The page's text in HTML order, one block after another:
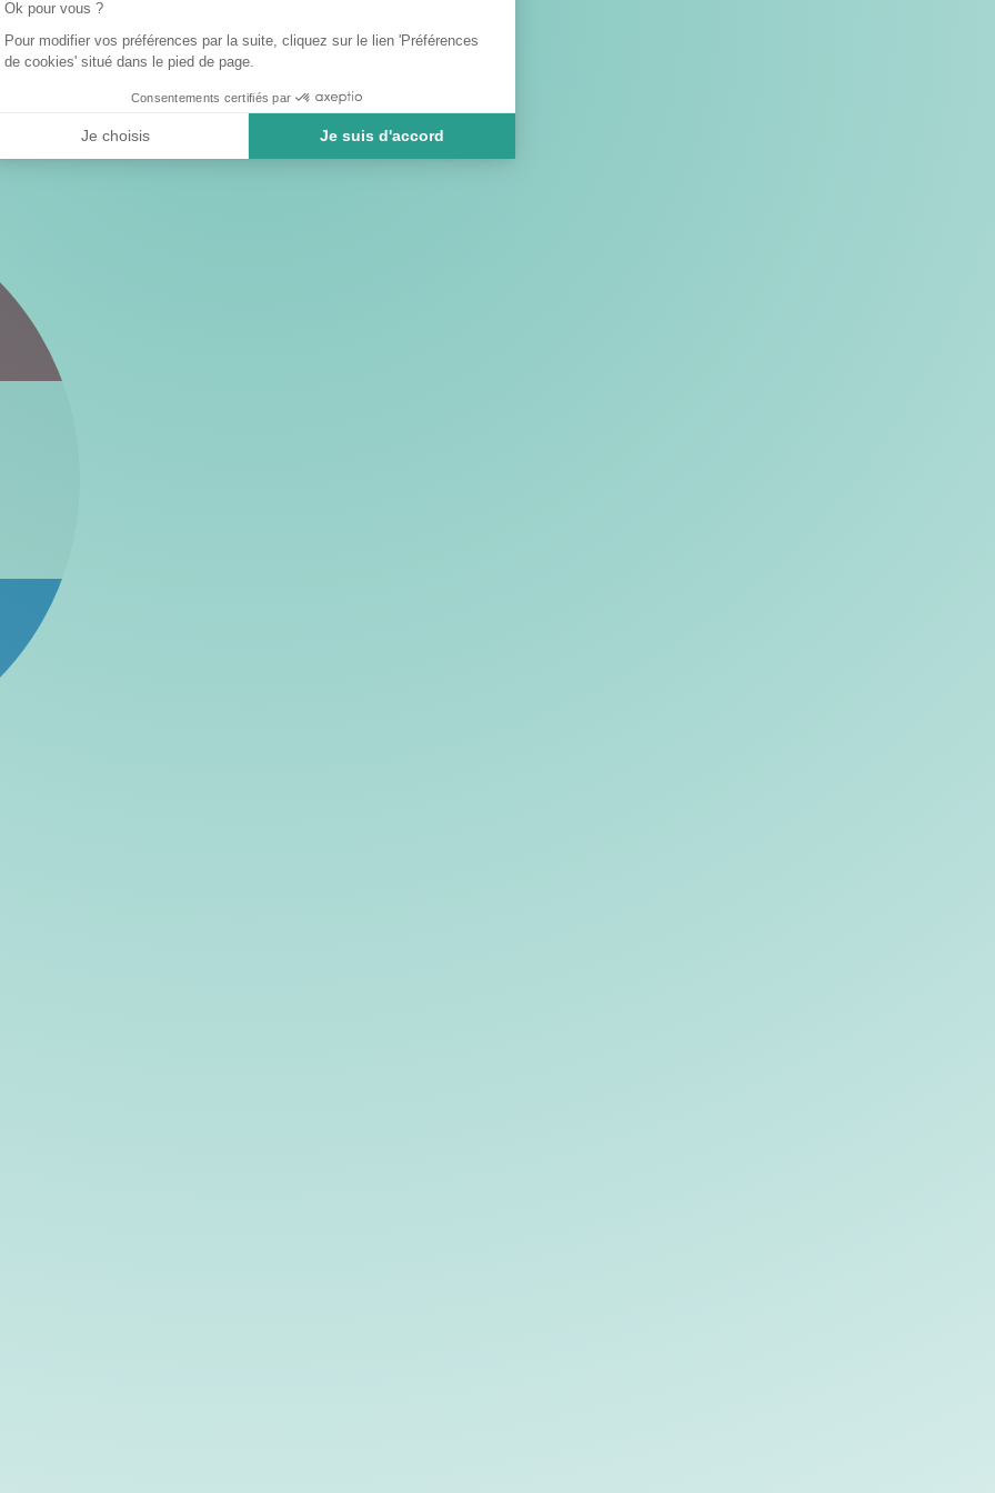
Ok pour vous ?
Pour modifier vos préférences par la suite, cliquez sur le lien 'Préférences
de cookies' situé dans le pied de page.
Consentements certifiés par
Je choisis Je suis d'accord